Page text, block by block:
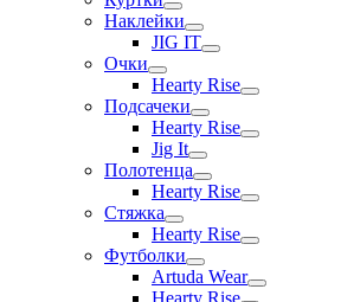
Наклейки
JIG IT
Очки
Hearty Rise
Подсачеки
Hearty Rise
Jig It
Полотенца
Hearty Rise
Стяжка
Hearty Rise
Футболки
Artuda Wear